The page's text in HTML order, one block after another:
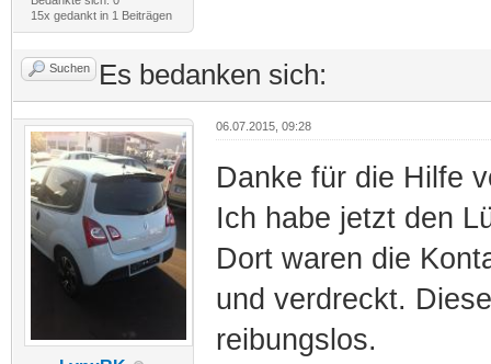
15x gedankt in 1 Beiträgen
Suchen Es bedanken sich:
06.07.2015, 09:28
Danke für die Hilfe
Ich habe jetzt den
Dort waren die
und verdreckt.
reibungslos.